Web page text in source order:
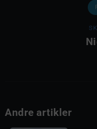
Andre artikler